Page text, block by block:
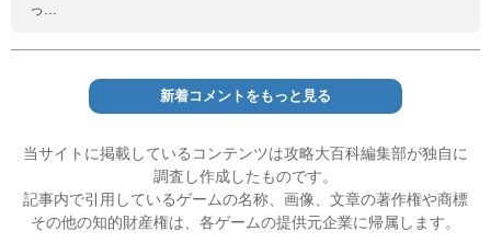
っ...
新着コメントをもっと見る
当サイトに掲載しているコンテンツは攻略大百科編集部が独自に
調査し作成したものです。
記事内で引用しているゲームの名称、画像、文章の著作権や商標
その他の知的財産権は、各ゲームの提供元企業に帰属します。